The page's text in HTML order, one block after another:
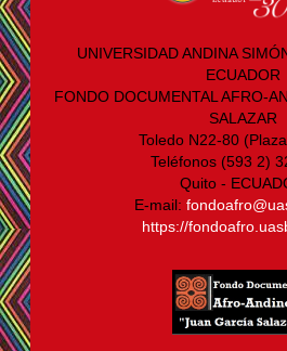
UNIVERSIDAD ANDINA
ECUADOR
FONDO DOCUMENTAL AFRO-
SALAZAR
Toledo N22-80
Teléfonos (593 2)
Quito -
E-mail:
https://